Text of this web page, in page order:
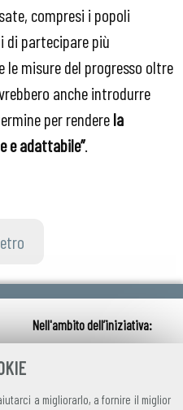
a migliorarlo, a fornire il miglior
compresi i popoli
di partecipare più
misure del progresso oltre
anche introdurre
per renderela
e adattabile”.